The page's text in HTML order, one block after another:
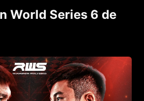
World Series 6 de